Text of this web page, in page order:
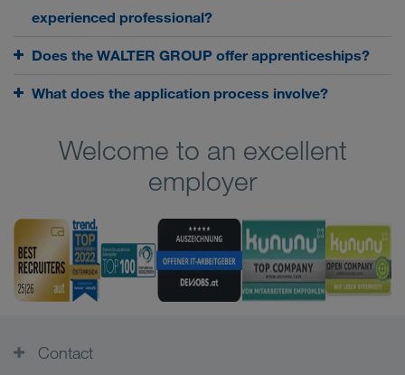
experienced professional?
Does the WALTER GROUP offer apprenticeships?
What does the application process involve?
Welcome to an excellent
employer
Contact